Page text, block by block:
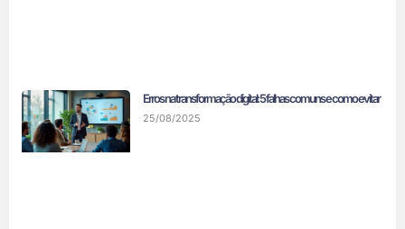
Erros na transformação digital: 5 falhas comuns e como evitar
25/08/2025